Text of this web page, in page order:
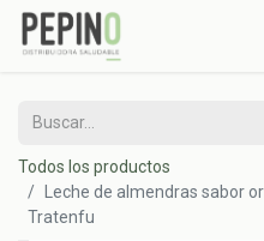
Todos los productos
Leche de almendras sabor
Tratenfu